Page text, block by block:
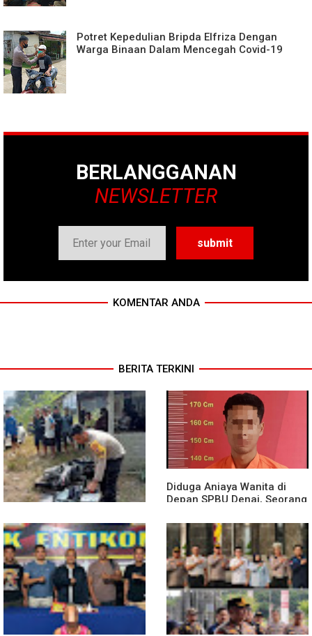
Potret Kepedulian Bripda Elfriza Dengan
Warga Binaan Dalam Mencegah Covid-19
BERLANGGANAN
NEWSLETTER
KOMENTAR ANDA
BERITA TERKINI
Truk Kontainer Oleng Tabrak
Vario, Warga Kapuas
Meninggal di Dusun Mak
Tampong
Diduga Aniaya Wanita di
Depan SPBU Denai, Seorang
Medan Area